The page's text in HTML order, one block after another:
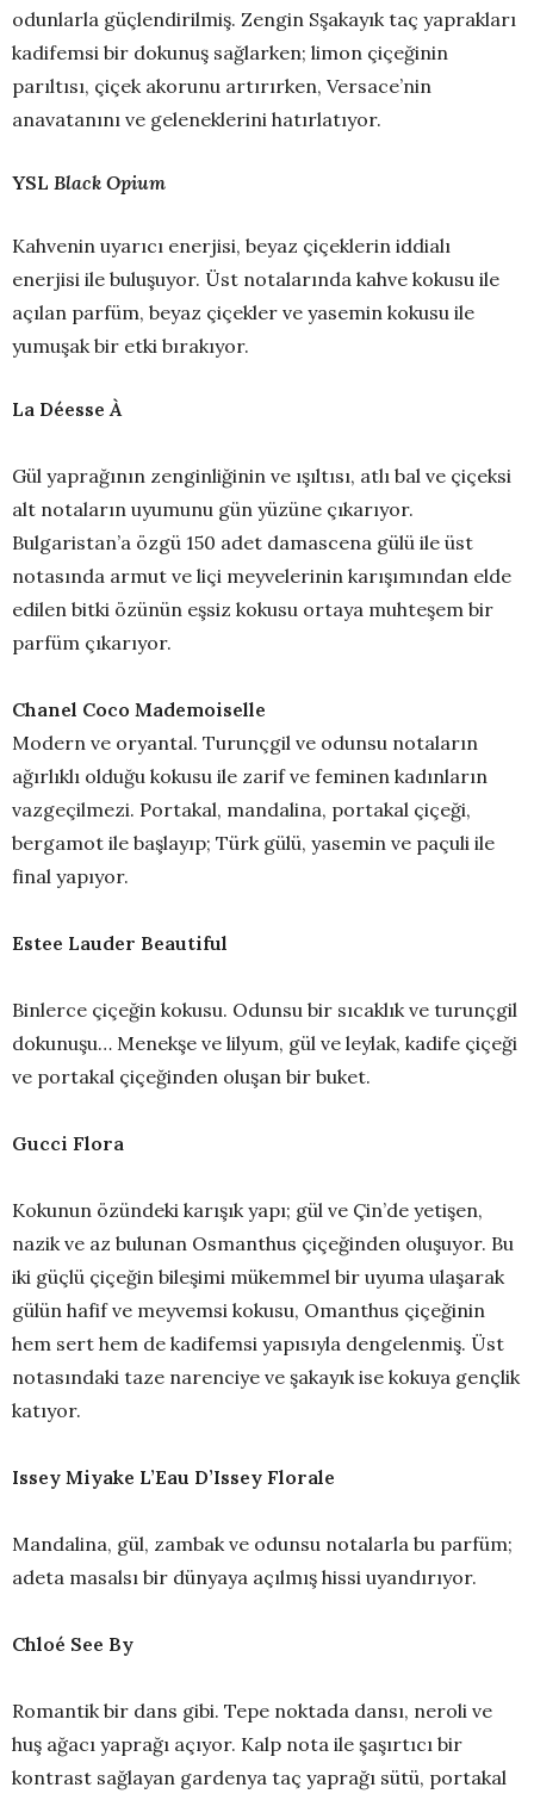
odunlarla güçlendirilmiş. Zengin Sşakayık taç yaprakları
kadifemsi bir dokunuş sağlarken; limon çiçeğinin
parıltısı, çiçek akorunu artırırken, Versace’nin
anavatanını ve geleneklerini hatırlatıyor.
YSL Black Opium
Kahvenin uyarıcı enerjisi, beyaz çiçeklerin iddialı
enerjisi ile buluşuyor. Üst notalarında kahve kokusu ile
açılan parfüm, beyaz çiçekler ve yasemin kokusu ile
yumuşak bir etki bırakıyor.
La DéesseÀ
Gül yaprağının zenginliğinin ve ışıltısı, atlı bal ve çiçeksi
alt notaların uyumunu gün yüzüne çıkarıyor.
Bulgaristan’a özgü 150 adet damascena gülü ile üst
notasında armut ve liçi meyvelerinin karışımından elde
edilen bitki özünün eşsiz kokusu ortaya muhteşem bir
parfüm çıkarıyor.
Chanel Coco Mademoiselle
Modern ve oryantal. Turunçgil ve odunsu notaların
ağırlıklı olduğu kokusu ile zarif ve feminen kadınların
vazgeçilmezi. Portakal, mandalina, portakal çiçeği,
bergamot ile başlayıp; Türk gülü, yasemin ve paçuli ile
final yapıyor.
Estee Lauder Beautiful
Binlerce çiçeğin kokusu. Odunsu bir sıcaklık ve turunçgil
dokunuşu… Menekşe ve lilyum, gül ve leylak, kadife çiçeği
ve portakal çiçeğinden oluşan bir buket.
Gucci Flora
Kokunun özündeki karışık yapı; gül ve Çin’de yetişen,
nazik ve az bulunan Osmanthus çiçeğinden oluşuyor. Bu
iki güçlü çiçeğin bileşimi mükemmel bir uyuma ulaşarak
gülün hafif ve meyvemsi kokusu, Omanthus çiçeğinin
hem sert hem de kadifemsi yapısıyla dengelenmiş. Üst
notasındaki taze narenciye ve şakayık ise kokuya gençlik
katıyor.
Issey Miyake L’Eau D’Issey Florale
Mandalina, gül, zambak ve odunsu notalarla bu parfüm;
adeta masalsı bir dünyaya açılmış hissi uyandırıyor.
Chloé See By
Romantik bir dans gibi. Tepe noktada dansı, neroli ve
huş ağacı yaprağı açıyor. Kalp nota ile şaşırtıcı bir
kontrast sağlayan gardenya taç yaprağı sütü, portakal